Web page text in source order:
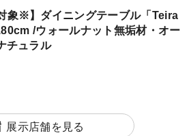
象※】ダイニングテーブル「Teira
/ウォールナット無垢材・オー
チュラル
展示店舗を見る